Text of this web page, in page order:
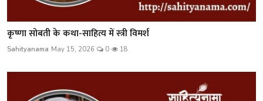
कृष्णा सोबती के कथा-साहित्य में स्त्री विमर्श
Sahityanama May 15, 2026 0 18